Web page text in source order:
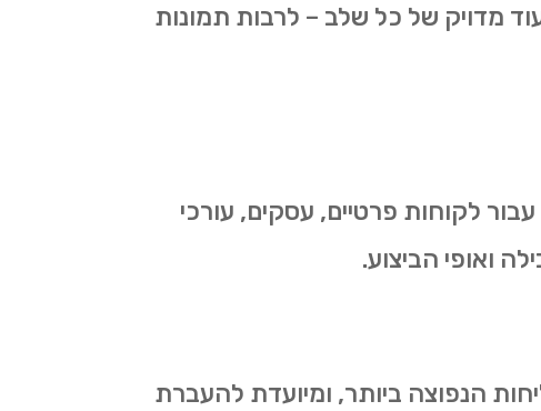
מדויק של כל שלב – לרבות תמונות
לקוחות פרטיים, עסקים, עורכי
ואופי הביצוע.
או בין ערים, לרוב תוך 24–48 שעות. זו השליחות הנפוצה ביותר, ומיועדת להעברת